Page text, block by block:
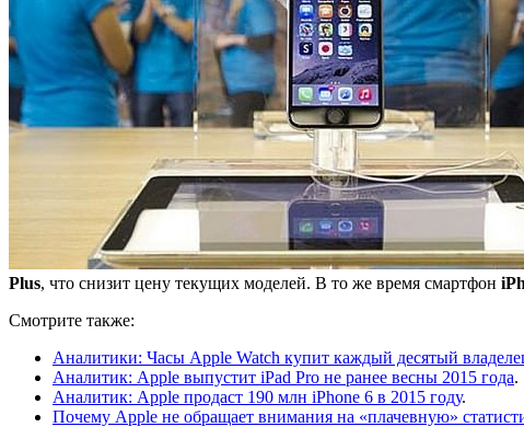
Plus, что снизит цену текущих моделей. В то же время смартфон
Смотрите также:
Аналитики: Часы Apple Watch купит каждый десятый
Аналитик: Apple выпустит iPad Pro не ранее весны 2015 года.
Аналитик: Apple продаст 190 млн iРhone 6 в 2015 году.
Почему Apple не обращает внимания на «плачевную»